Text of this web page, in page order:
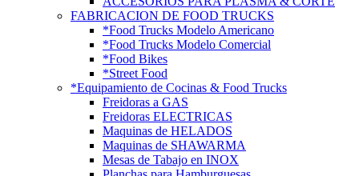
FABRICACION DE FOOD TRUCKS
*Food Trucks Modelo Americano
*Food Trucks Modelo Comercial
*Food Bikes
*Street Food
*Equipamiento de Cocinas & Food Trucks
Freidoras a GAS
Freidoras ELECTRICAS
Maquinas de HELADOS
Maquinas de SHAWARMA
Mesas de Tabajo en INOX